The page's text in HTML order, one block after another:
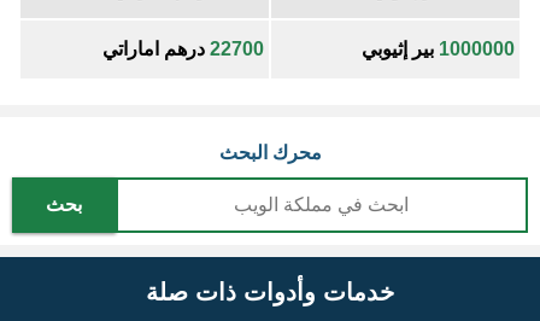
1000000 بير إثيوبي 22700 درهم اماراتي
محرك البحث
بحث
خدمات وأدوات ذات صلة